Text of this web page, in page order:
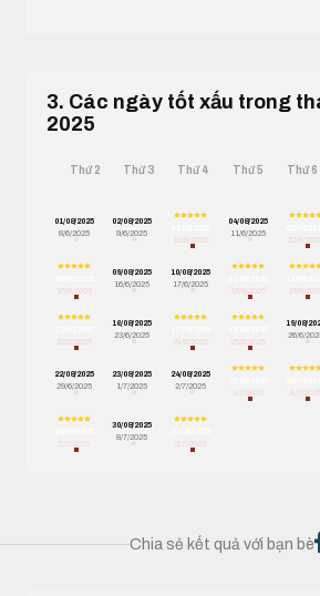
3. Các ngày tốt xấu trong
2025
Thứ 2 Thứ 3 Thứ 4 Thứ 5 Thứ 6
01/08/2025
8/6/2025
02/08/2025
9/6/2025
10/6/2025
04/08/2025
11/6/2025
12/6/2025
15/6/2025
09/08/2025
16/6/2025
10/08/2025
17/6/2025
18/6/2025
19/6/2025
22/6/2025
16/08/2025
23/6/2025
24/6/2025
25/6/2025
19/08/
26/6/
22/08/2025
29/6/2025
23/08/2025
1/7/2025
24/08/2025
2/7/2025
3/7/2025
4/7/2025
7/7/2025
30/08/2025
8/7/2025
9/7/2025
Chia sẻ kết quả với bạn bè